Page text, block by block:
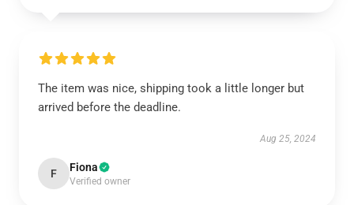
The item was nice, shipping took a little longer but
arrived before the deadline.
Aug 25, 2024
F Fiona
Verified owner